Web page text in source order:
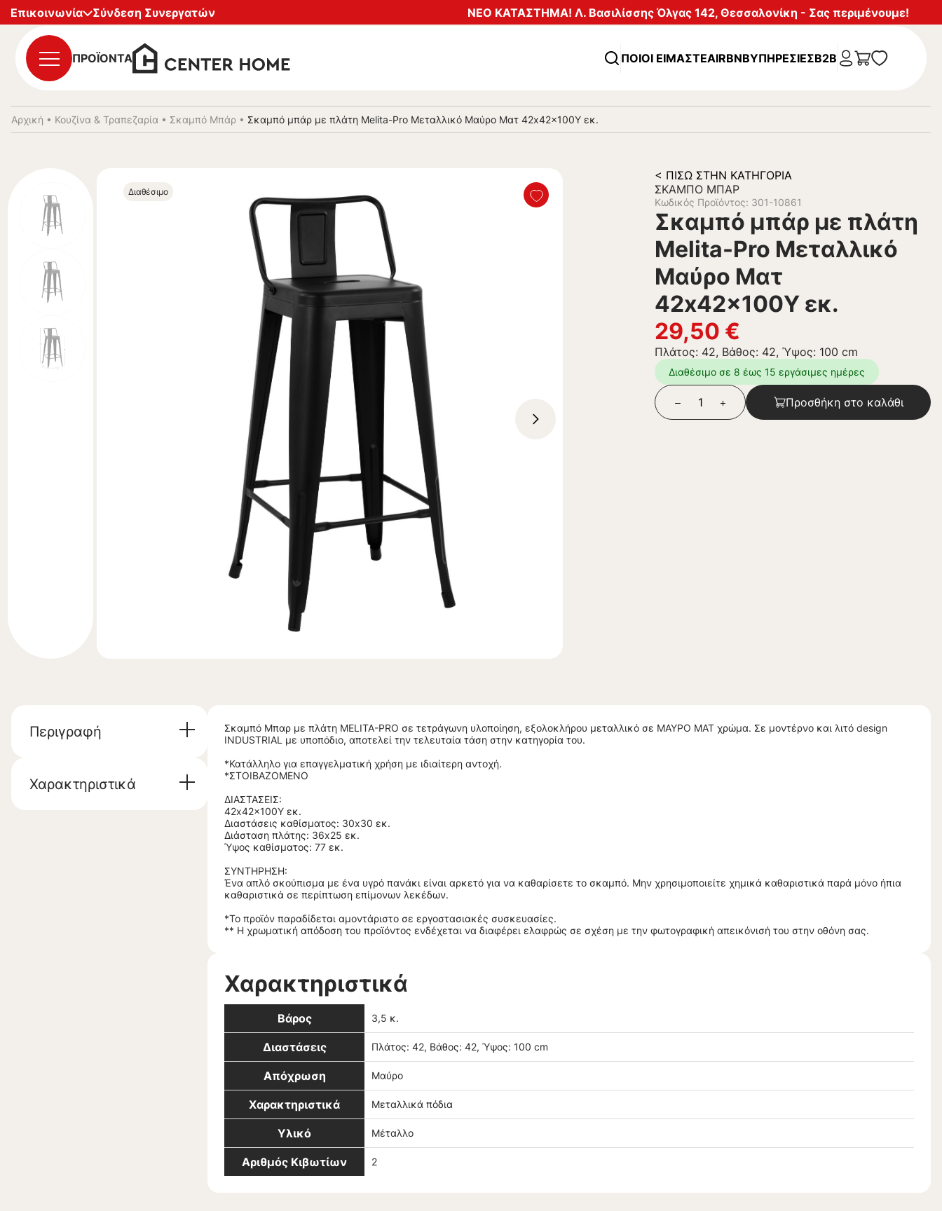
Επικοινωνία
Σύνδεση Συνεργατών ΝΕΟ ΚΑΤΑΣΤΗΜΑ! Λ. Βασιλίσσης Όλγας 142, Θεσσαλονίκη - Σας περιμένουμε!
ΠΡΟΪΟΝΤΑ ΠΟΙΟΙ ΕΙΜΑΣΤΕAIRBNBΥΠΗΡΕΣΊΕΣB2B
Αρχική • Κουζίνα & Τραπεζαρία • Σκαμπό Μπάρ • Σκαμπό μπάρ με πλάτη Melita-Pro Μεταλλικό Μαύρο Ματ 42x42x100Υ εκ.
Διαθέσιμο
< ΠΊΣΩ ΣΤΗΝ ΚΑΤΗΓΟΡΊΑ
ΣΚΑΜΠΌ ΜΠΆΡ
Κωδικός Προϊόντος: 301-10861
Σκαμπό μπάρ με πλάτη
Melita-Pro Μεταλλικό
Μαύρο Ματ
42x42x100Υ εκ.
29,50 €
Πλάτος: 42, Βάθος: 42, Ύψος: 100 cm
Διαθέσιμο σε 8 έως 15 εργάσιμες ημέρες
Προσθήκη στο καλάθι
Περιγραφή
Χαρακτηριστικά
Σκαμπό Μπαρ με πλάτη MELITA-PRO σε τετράγωνη υλοποίηση, εξολοκλήρου μεταλλικό σε ΜΑΥΡΟ ΜΑΤ χρώμα. Σε μοντέρνο και λιτό design
INDUSTRIAL με υποπόδιο, αποτελεί την τελευταία τάση στην κατηγορία του.
*Κατάλληλο για επαγγελματική χρήση με ιδιαίτερη αντοχή.
*ΣΤΟΙΒΑΖΟΜΕΝΟ
ΔΙΑΣΤΑΣΕΙΣ:
42x42x100Υ εκ.
Διαστάσεις καθίσματος: 30x30 εκ.
Διάσταση πλάτης: 36x25 εκ.
Ύψος καθίσματος: 77 εκ.
ΣΥΝΤΗΡΗΣΗ:
Ένα απλό σκούπισμα με ένα υγρό πανάκι είναι αρκετό για να καθαρίσετε το σκαμπό. Μην χρησιμοποιείτε χημικά καθαριστικά παρά μόνο ήπια
καθαριστικά σε περίπτωση επίμονων λεκέδων.
*Το προϊόν παραδίδεται αμοντάριστο σε εργοστασιακές συσκευασίες.
** Η χρωματική απόδοση του προϊόντος ενδέχεται να διαφέρει ελαφρώς σε σχέση με την φωτογραφική απεικόνισή του στην οθόνη σας.
Χαρακτηριστικά
Βάρος 3,5 κ.
Διαστάσεις Πλάτος: 42, Βάθος: 42, Ύψος: 100 cm
Απόχρωση Μαύρο
Χαρακτηριστικά Μεταλλικά πόδια
Υλικό Μέταλλο
Αριθμός Κιβωτίων 2